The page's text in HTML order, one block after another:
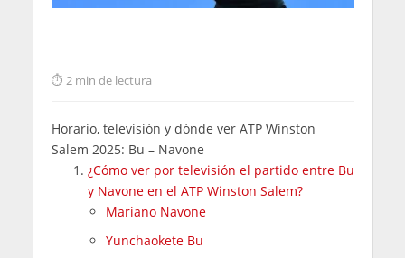
2 min de lectura
Horario, televisión y dónde ver ATP Winston
Salem 2025: Bu – Navone
¿Cómo ver por televisión el partido entre Bu
y Navone en el ATP Winston Salem?
Mariano Navone
Yunchaokete Bu